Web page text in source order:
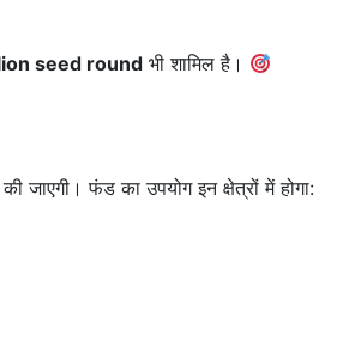
seed round भी शामिल है।
फंड का उपयोग इन क्षेत्रों में होगा: